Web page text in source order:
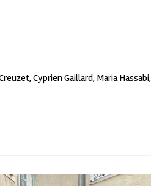
Cyprien Gaillard, Maria Hassabi,